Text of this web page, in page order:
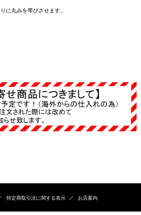
に丸みを帯びさせます。
特定商取引法に関する表示 お店案内